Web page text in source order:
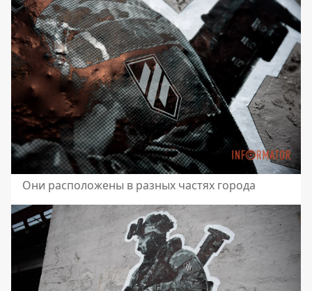
Они расположены в разных частях города